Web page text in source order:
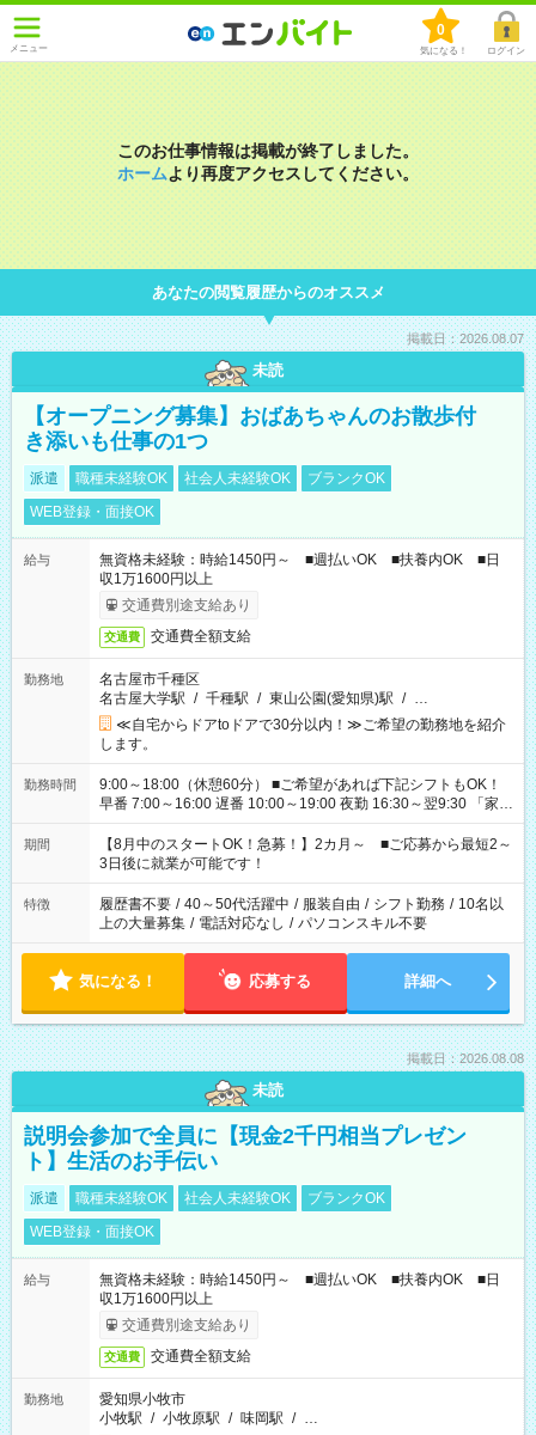
メニュー
0
気になる！ ログイン
このお仕事情報は掲載が終了しました。
ホームより再度アクセスしてください。
あなたの閲覧履歴からのオススメ
掲載日：2026.08.07
未読
【オープニング募集】おばあちゃんのお散歩付
き添いも仕事の1つ
派遣 職種未経験OK 社会人未経験OK
ブランクOK
WEB登録・面接OK
給与
無資格未経験：時給1450円～ ■週払いOK ■扶養内OK ■日
収1万1600円以上
交通費別途支給あり
交通費 交通費全額支給
勤務地
名古屋市千種区
名古屋大学駅 / 千種駅 / 東山公園(愛知県)駅 / …
≪自宅からドアtoドアで30分以内！≫ご希望の勤務地を紹介
します。
勤務時間
9:00～18:00（休憩60分） ■ご希望があれば下記シフトもOK！
早番 7:00～16:00 遅番 10:00～19:00 夜勤 16:30～翌9:30 「家族
と休みを合わせたい」 「余裕を持って夕飯の準備がしたい」
「できれば残業はしたくない」 など、ご希望を教えてください
ね。 ※Wワーク希望の方へ 今ご覧のお仕事で希望する勤務時間
と、もう1つのお仕事の勤務時間。 合計で週40時間を超える場
合は応募できません。
期間
【8月中のスタートOK！急募！】2カ月～ ■ご応募から最短2～
3日後に就業が可能です！
特徴 履歴書不要 / 40～50代活躍中 / 服装自由 / シフト勤務 / 10名以
上の大量募集 / 電話対応なし / パソコンスキル不要
気になる！ 応募する 詳細へ
掲載日：2026.08.08
未読
説明会参加で全員に【現金2千円相当プレゼン
ト】生活のお手伝い
派遣 職種未経験OK 社会人未経験OK
ブランクOK
WEB登録・面接OK
給与
無資格未経験：時給1450円～ ■週払いOK ■扶養内OK ■日
収1万1600円以上
交通費別途支給あり
交通費 交通費全額支給
勤務地
愛知県小牧市
小牧駅 / 小牧原駅 / 味岡駅 / …